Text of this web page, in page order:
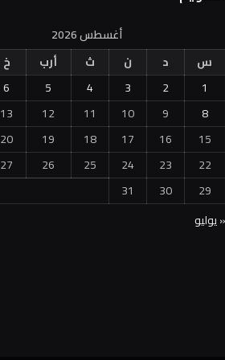
أغسطس 2026
س
د ن ث أرب خ
1
2
3
4
5
6
8
9
10
11
12
13
15
16
17
18
19
20
22
23
24
25
26
27
29
30
31
« يوليو